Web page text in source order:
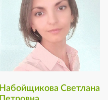
Набойщикова Светлана